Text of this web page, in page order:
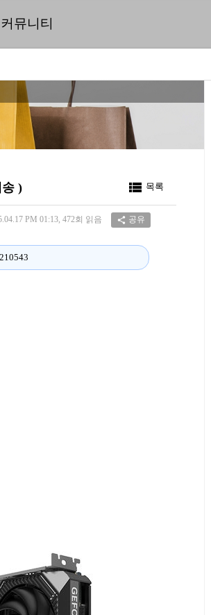
커뮤니티
)  목록
PM 01:13, 472회 읽음  공유